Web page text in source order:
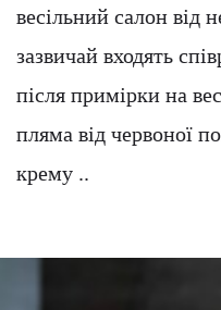
весільний салон від
зазвичай входять
після примірки на
пляма від червоної
крему ..